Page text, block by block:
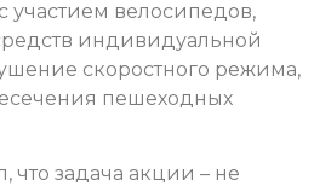
участием велосипедов,
индивидуальной
скоростного режима,
пешеходных
что задача акции – не